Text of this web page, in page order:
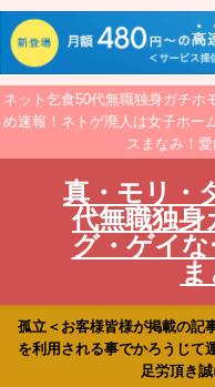
ネット乞食50代無職独身ガチホ
め速報！ネトゲ廃人は女子ホー
スまなみ！
真・モリ・
代無職独身
グ・ゲイ
孤立＜お客様皆様が掲載の記
を利用される事でかろうじて
足労頂き